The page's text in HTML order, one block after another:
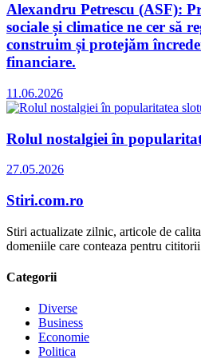
Alexandru Petrescu (ASF):
sociale și climatice ne cer să
construim și protejăm
financiare.
11.06.2026
Rolul nostalgiei în
27.05.2026
Stiri.com.ro
Stiri actualizate zilnic, articole de
domeniile care conteaza pentru
Categorii
Diverse
Business
Economie
Politica